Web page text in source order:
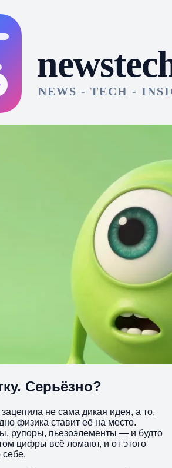
Серьёзно?
не сама дикая идея, а то,
физика ставит её на место.
рупоры, пьезоэлементы — и будто
цифры всё ломают, и от этого
себе.